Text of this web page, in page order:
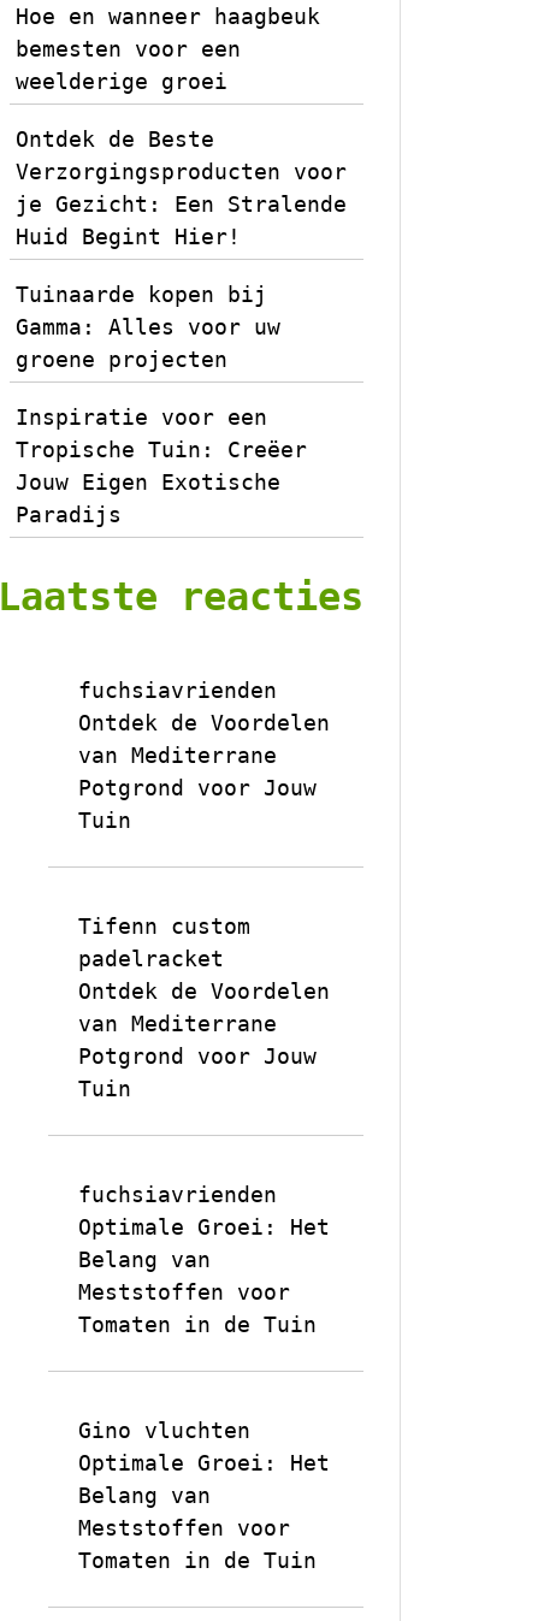
Hoe en wanneer haagbeuk
bemesten voor een
weelderige groei
Ontdek de Beste
Verzorgingsproducten voor
je Gezicht: Een Stralende
Huid Begint Hier!
Tuinaarde kopen bij
Gamma: Alles voor uw
groene projecten
Inspiratie voor een
Tropische Tuin: Creëer
Jouw Eigen Exotische
Paradijs
Laatste reacties
fuchsiavrienden
Ontdek de Voordelen
van Mediterrane
Potgrond voor Jouw
Tuin
Tifenn custom
padelracket
Ontdek de Voordelen
van Mediterrane
Potgrond voor Jouw
Tuin
fuchsiavrienden
Optimale Groei: Het
Belang van
Meststoffen voor
Tomaten in de Tuin
Gino vluchten
Optimale Groei: Het
Belang van
Meststoffen voor
Tomaten in de Tuin